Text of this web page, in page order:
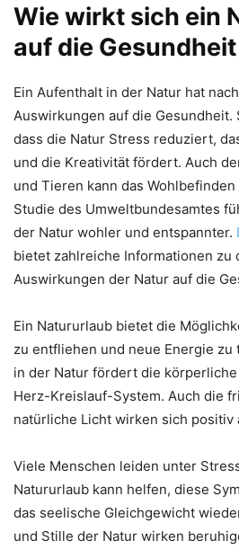
Wie wirkt sich ein
auf die
Ein Aufenthalt in der Natur hat
Auswirkungen auf die Gesundheit.
dass die Natur Stress reduziert,
und die Kreativität fördert. Auch
und Tieren kann das
Studie des Umweltbundesamtes
der Natur wohler und entspannter.
bietet zahlreiche Informationen zu
Auswirkungen der Natur auf die
Ein Natururlaub bietet die
zu entfliehen und neue Energie zu
in der Natur fördert die
Herz-Kreislauf-System. Auch die
natürliche Licht wirken sich positiv
Viele Menschen leiden unter
Natururlaub kann helfen, diese
das seelische Gleichgewicht
und Stille der Natur wirken